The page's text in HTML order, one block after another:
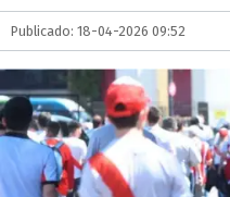
Publicado: 18-04-2026 09:52